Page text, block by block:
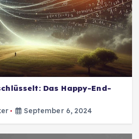
Das Happy-End-
September 6, 2024